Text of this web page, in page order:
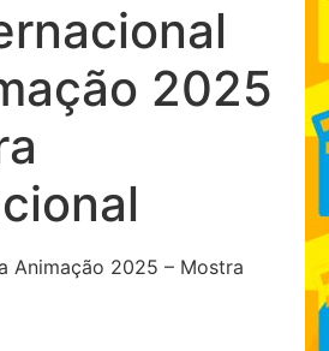
2025
Animação 2025 – Mostra